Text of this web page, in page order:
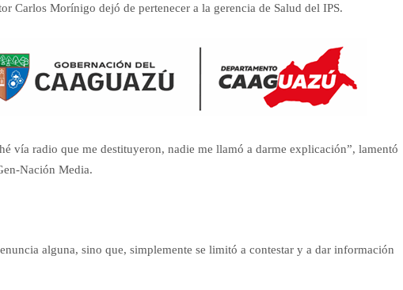
Carlos Morínigo dejó de pertenecer a la gerencia de Salud del IPS.
vía radio que me destituyeron, nadie me llamó a darme explicación”, lamentó
Nación Media.
alguna, sino que, simplemente se limitó a contestar y a dar información